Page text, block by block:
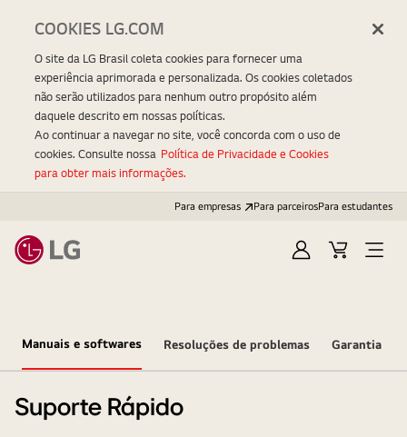
Para empresas Para parceirosPara estudantes
EntrarCarrinhoOpen
Manuais e softwares Resoluções de problemas Garantia
Suporte Rápido
COOKIES LG.COM
O site da LG Brasil coleta cookies para fornecer uma
experiência aprimorada e personalizada. Os cookies coletados
não serão utilizados para nenhum outro propósito além
daquele descrito em nossas políticas.
Ao continuar a navegar no site, você concorda com o uso de
cookies. Consulte nossa Política de Privacidade e Cookies
para obter mais informações.